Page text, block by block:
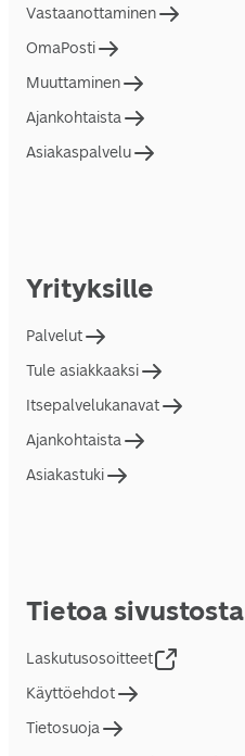
Vastaanottaminen
OmaPosti
Muuttaminen
Ajankohtaista
Asiakaspalvelu
Yrityksille
Palvelut
Tule asiakkaaksi
Itsepalvelukanavat
Ajankohtaista
Asiakastuki
Tietoa sivustosta
Laskutusosoitteet
Käyttöehdot
Tietosuoja